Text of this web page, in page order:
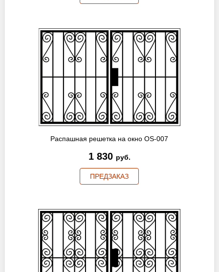
Распашная решетка на окно OS-007
1 830 руб.
ПРЕДЗАКАЗ